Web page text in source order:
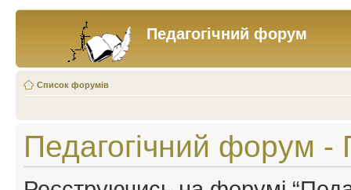
Педагогічний форум
Список форумів
Педагогічний форум